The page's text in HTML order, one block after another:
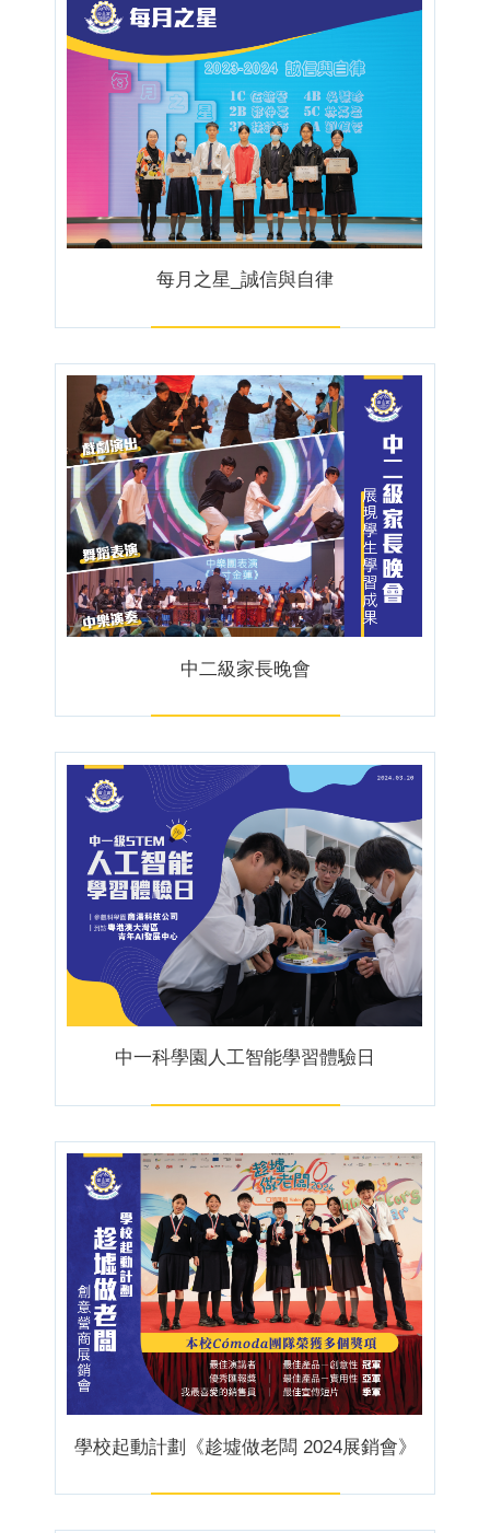
每月之星_誠信與自律
中二級家長晚會
中一科學園人工智能學習體驗日
學校起動計劃《趁墟做老闆 2024展銷會》